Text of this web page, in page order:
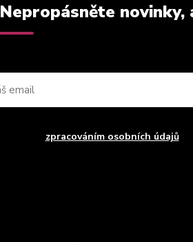
Nepropásněte novinky,
zpracováním osobních údajůza